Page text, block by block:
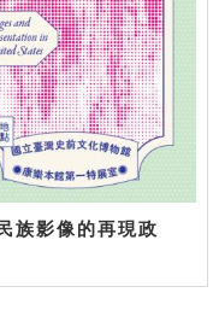
族影像的再現政